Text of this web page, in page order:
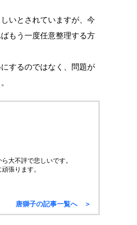
いとされていますが、今
もう一度任意整理する方
するのではなく、問題が
大不評で悲しいです。
張ります。
唐獅子の記事一覧へ ＞